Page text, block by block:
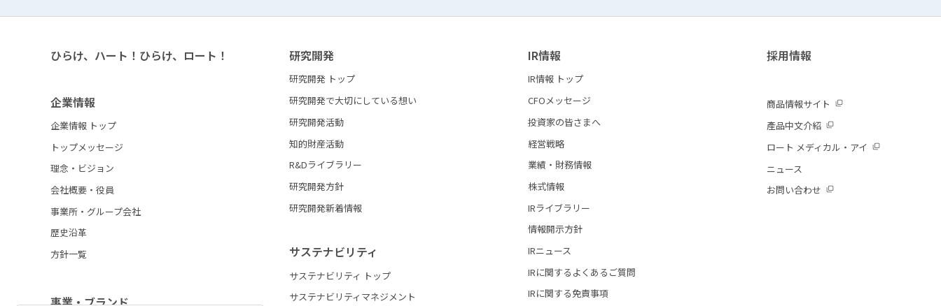
ひらけ、ハート！ひらけ、ロート！
企業情報
企業情報 トップ
トップメッセージ
理念・ビジョン
会社概要・役員
事業所・グループ会社
歴史沿革
方針一覧
事業・ブランド
研究開発
研究開発 トップ
研究開発で大切にしている想い
研究開発活動
知的財産活動
R&Dライブラリー
研究開発方針
研究開発新着情報
サステナビリティ
サステナビリティ トップ
サステナビリティマネジメント
IR情報
IR情報 トップ
CFOメッセージ
投資家の皆さまへ
経営戦略
業績・財務情報
株式情報
IRライブラリー
情報開示方針
IRニュース
IRに関するよくあるご質問
IRに関する免責事項
採用情報
商品情報サイト
產品中文介紹
ロート メディカル・アイ
ニュース
お問い合わせ